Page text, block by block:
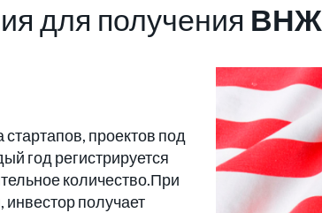
для получения ВНЖ
проектов под
год регистрируется
количество.При
инвестор получает